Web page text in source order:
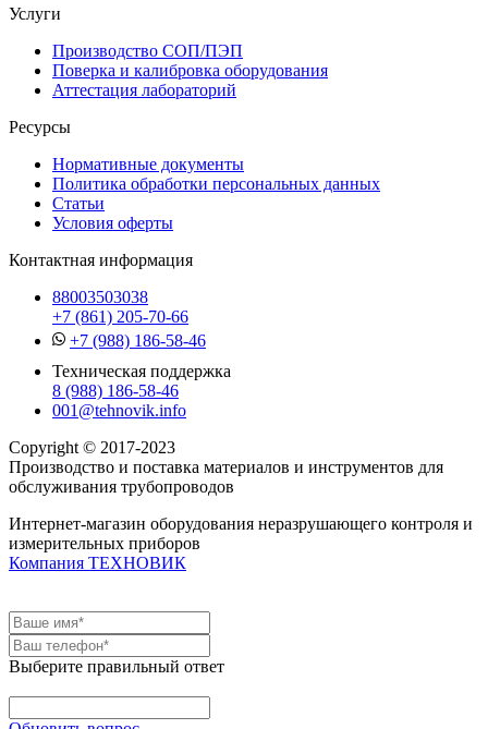
Услуги
Производство СОП/ПЭП
Поверка и калибровка оборудования
Аттестация лабораторий
Ресурсы
Нормативные документы
Политика обработки персональных данных
Статьи
Условия оферты
Контактная информация
88003503038
+7 (861) 205-70-66
+7 (988) 186-58-46
Техническая поддержка
8 (988) 186-58-46
001@tehnovik.info
Copyright © 2017-2023
Производство и поставка материалов и инструментов для
обслуживания трубопроводов
Интернет-магазин оборудования неразрушающего контроля и
измерительных приборов
Компания ТЕХНОВИК
Выберите правильный ответ